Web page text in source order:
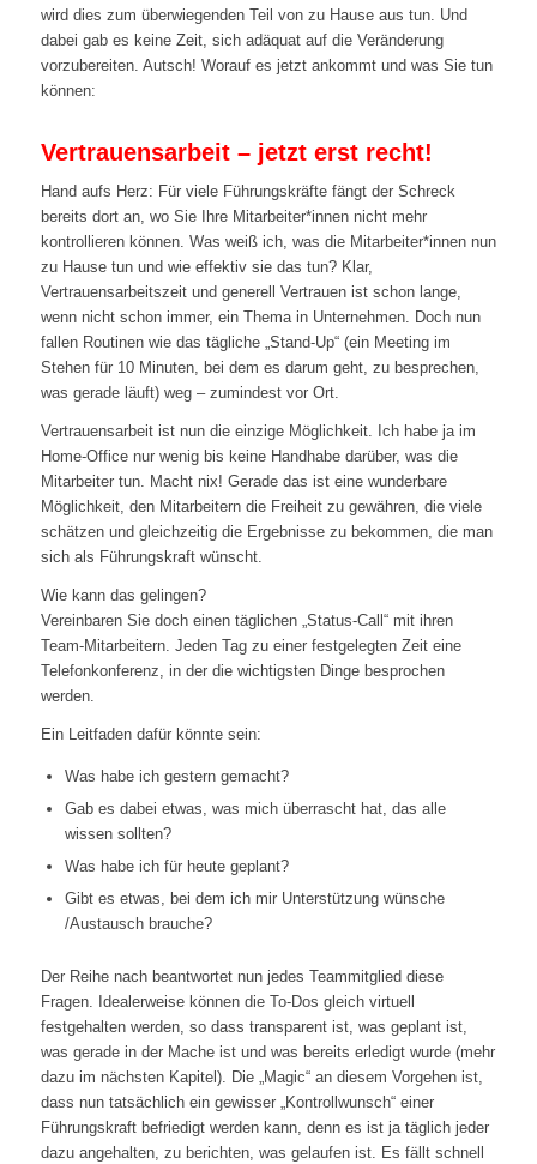
wird dies zum überwiegenden Teil von zu Hause aus tun. Und
dabei gab es keine Zeit, sich adäquat auf die Veränderung
vorzubereiten. Autsch! Worauf es jetzt ankommt und was Sie tun
können:
Vertrauensarbeit – jetzt erst recht!
Hand aufs Herz: Für viele Führungskräfte fängt der Schreck
bereits dort an, wo Sie Ihre Mitarbeiter*innen nicht mehr
kontrollieren können. Was weiß ich, was die Mitarbeiter*innen nun
zu Hause tun und wie effektiv sie das tun? Klar,
Vertrauensarbeitszeit und generell Vertrauen ist schon lange,
wenn nicht schon immer, ein Thema in Unternehmen. Doch nun
fallen Routinen wie das tägliche „Stand-Up“ (ein Meeting im
Stehen für 10 Minuten, bei dem es darum geht, zu besprechen,
was gerade läuft) weg – zumindest vor Ort.
Vertrauensarbeit ist nun die einzige Möglichkeit. Ich habe ja im
Home-Office nur wenig bis keine Handhabe darüber, was die
Mitarbeiter tun. Macht nix! Gerade das ist eine wunderbare
Möglichkeit, den Mitarbeitern die Freiheit zu gewähren, die viele
schätzen und gleichzeitig die Ergebnisse zu bekommen, die man
sich als Führungskraft wünscht.
Wie kann das gelingen?
Vereinbaren Sie doch einen täglichen „Status-Call“ mit ihren
Team-Mitarbeitern. Jeden Tag zu einer festgelegten Zeit eine
Telefonkonferenz, in der die wichtigsten Dinge besprochen
werden.
Ein Leitfaden dafür könnte sein:
Was habe ich gestern gemacht?
Gab es dabei etwas, was mich überrascht hat, das alle
wissen sollten?
Was habe ich für heute geplant?
Gibt es etwas, bei dem ich mir Unterstützung wünsche
/Austausch brauche?
Der Reihe nach beantwortet nun jedes Teammitglied diese
Fragen. Idealerweise können die To-Dos gleich virtuell
festgehalten werden, so dass transparent ist, was geplant ist,
was gerade in der Mache ist und was bereits erledigt wurde (mehr
dazu im nächsten Kapitel). Die „Magic“ an diesem Vorgehen ist,
dass nun tatsächlich ein gewisser „Kontrollwunsch“ einer
Führungskraft befriedigt werden kann, denn es ist ja täglich jeder
dazu angehalten, zu berichten, was gelaufen ist. Es fällt schnell